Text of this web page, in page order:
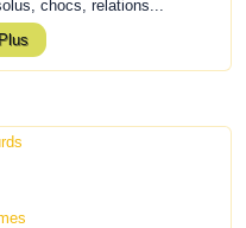
chocs, relations...